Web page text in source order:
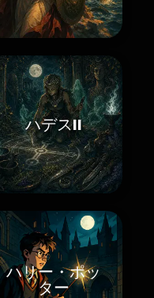
ハデスII
ハリー・ポッ
ター